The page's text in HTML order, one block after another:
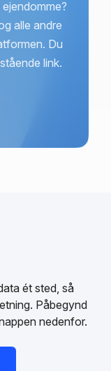
alle andre
Du
link.
ét sted, så
Påbegynd
nedenfor.